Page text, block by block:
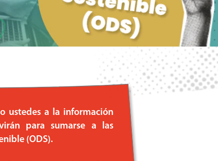
ustedes a la información
para sumarse a las
(ODS).